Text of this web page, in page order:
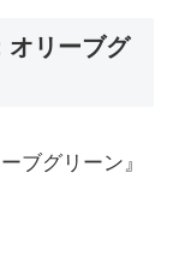
オリーブグ
ブグリーン』